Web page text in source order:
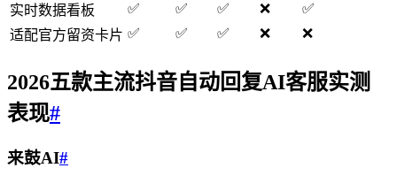
实时数据看板
✅ ✅ ✅ ❌
✅
适配官方留资卡片 ✅ ✅ ✅ ❌ ❌
2026五款主流抖音 自动回复AI客服实测
表现#
来鼓AI#